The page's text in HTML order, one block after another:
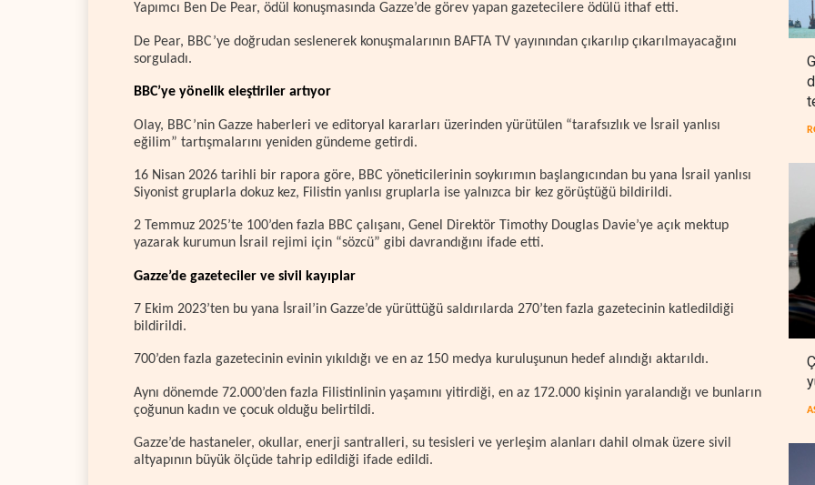
Yapımcı Ben De Pear, ödül konuşmasında Gazze’de görev yapan gazetecilere ödülü ithaf etti.
De Pear, BBC’ye doğrudan seslenerek konuşmalarının BAFTA TV yayınından çıkarılıp çıkarılmayacağını
sorguladı.
BBC’ye yönelik eleştiriler artıyor
Olay, BBC’nin Gazze haberleri ve editoryal kararları üzerinden yürütülen “tarafsızlık ve İsrail yanlısı
eğilim” tartışmalarını yeniden gündeme getirdi.
16 Nisan 2026 tarihli bir rapora göre, BBC yöneticilerinin soykırımın başlangıcından bu yana İsrail yanlısı
Siyonist gruplarla dokuz kez, Filistin yanlısı gruplarla ise yalnızca bir kez görüştüğü bildirildi.
2 Temmuz 2025’te 100’den fazla BBC çalışanı, Genel Direktör Timothy Douglas Davie’ye açık mektup
yazarak kurumun İsrail rejimi için “sözcü” gibi davrandığını ifade etti.
Gazze’de gazeteciler ve sivil kayıplar
7 Ekim 2023’ten bu yana İsrail’in Gazze’de yürüttüğü saldırılarda 270’ten fazla gazetecinin katledildiği
bildirildi.
700’den fazla gazetecinin evinin yıkıldığı ve en az 150 medya kuruluşunun hedef alındığı aktarıldı.
Aynı dönemde 72.000’den fazla Filistinlinin yaşamını yitirdiği, en az 172.000 kişinin yaralandığı ve bunların
çoğunun kadın ve çocuk olduğu belirtildi.
Gazze’de hastaneler, okullar, enerji santralleri, su tesisleri ve yerleşim alanları dahil olmak üzere sivil
altyapının büyük ölçüde tahrip edildiği ifade edildi.